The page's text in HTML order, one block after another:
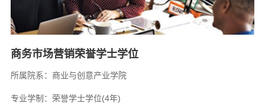
商务市场营销荣誉学士学位
所属院系：商业与创意产业学院
专业学制：荣誉学士学位(4年)